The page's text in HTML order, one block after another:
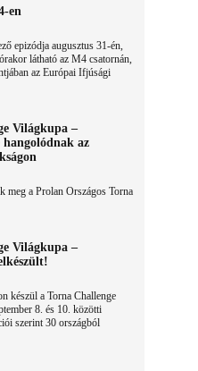
en
epizódja augusztus 31-én,
látható az M4 csatornán,
az Európai Ifjúsági
Világkupa –
az
meg a Prolan Országos Torna
Világkupa –
készül a Torna Challenge
8. és 10. közötti
szerint 30 országból